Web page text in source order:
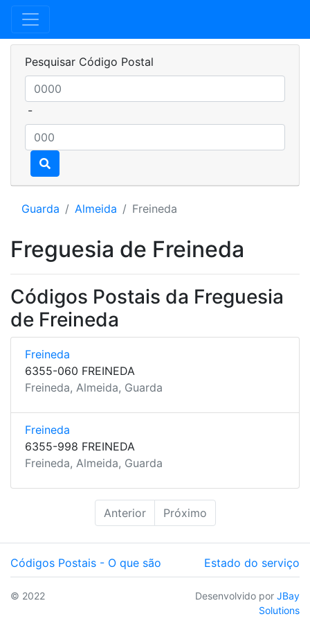
Pesquisar Código Postal
-
Guarda Almeida Freineda
Freguesia de Freineda
Códigos Postais da Freguesia
de Freineda
Freineda
6355-060 FREINEDA
Freineda, Almeida, Guarda
Freineda
6355-998 FREINEDA
Freineda, Almeida, Guarda
Anterior Próximo
Códigos Postais - O que são Estado do serviço
© 2022 Desenvolvido por JBay
Solutions